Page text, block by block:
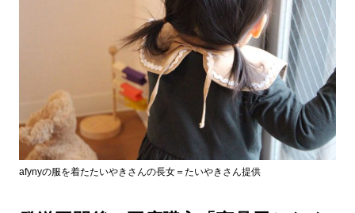
afynyの服を着たたいやきさんの長女＝たいやきさん提供